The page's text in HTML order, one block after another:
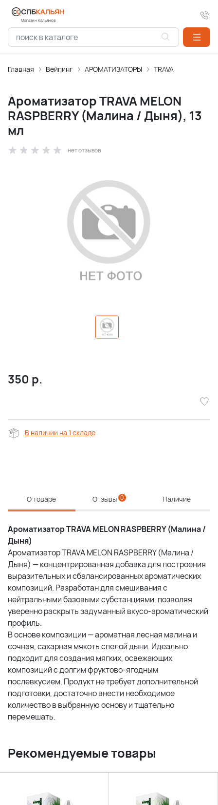
Магазин Кальянов
Главная Вейпинг АРОМАТИЗАТОPЫ TRAVA
Ароматизатор TRAVA MELON
RASPBERRY (Малина / Дыня), 13
мл
нет отзывов
350 р.
В наличии на 1 складе
О товаре Отзывы 0 Наличие
Ароматизатор TRAVA MELON RASPBERRY (Малина /
Дыня)
Ароматизатор TRAVA MELON RASPBERRY (Малина /
Дыня) — концентрированная добавка для построения
выразительных и сбалансированных ароматических
композиций. Разработан для смешивания с
нейтральными базовыми субстанциями, позволяя
уверенно раскрыть задуманный вкусо-ароматический
профиль.
В основе композиции — ароматная лесная малина и
сочная, сахарная мякоть спелой дыни. Идеально
подходит для создания мягких, освежающих
композиций с долгим фруктово-ягодным
послевкусием. Продукт не требует дополнительной
подготовки, достаточно внести необходимое
количество в выбранную основу и тщательно
перемешать.
Рекомендуемые товары